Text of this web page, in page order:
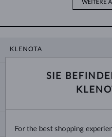
WEITERE
KLENOTA
BLOG
ZAHLUNG UND VERSAND
TRAURINGE AUSWÄHLEN
KETTENGRÖSSEN UND -ARTEN
SIE
For the best shopping